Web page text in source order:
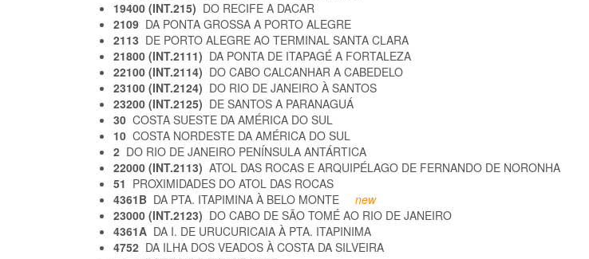
19400 (INT.215) DO RECIFE A DACAR
2109 DA PONTA GROSSA A PORTO ALEGRE
2113 DE PORTO ALEGRE AO TERMINAL SANTA CLARA
21800 (INT.2111) DA PONTA DE ITAPAGÉ A FORTALEZA
22100 (INT.2114) DO CABO CALCANHAR A CABEDELO
23100 (INT.2124) DO RIO DE JANEIRO À SANTOS
23200 (INT.2125) DE SANTOS A PARANAGUÁ
30 COSTA SUESTE DA AMÉRICA DO SUL
10 COSTA NORDESTE DA AMÉRICA DO SUL
2 DO RIO DE JANEIRO PENÍNSULA ANTÁRTICA
22000 (INT.2113) ATOL DAS ROCAS E ARQUIPÉLAGO DE FERNANDO DE NORONHA
51 PROXIMIDADES DO ATOL DAS ROCAS
4361B DA PTA. ITAPIMINA À BELO MONTE
new
23000 (INT.2123) DO CABO DE SÃO TOMÉ AO RIO DE JANEIRO
4361A DA I. DE URUCURICAIA À PTA. ITAPINIMA
4752 DA ILHA DOS VEADOS À COSTA DA SILVEIRA